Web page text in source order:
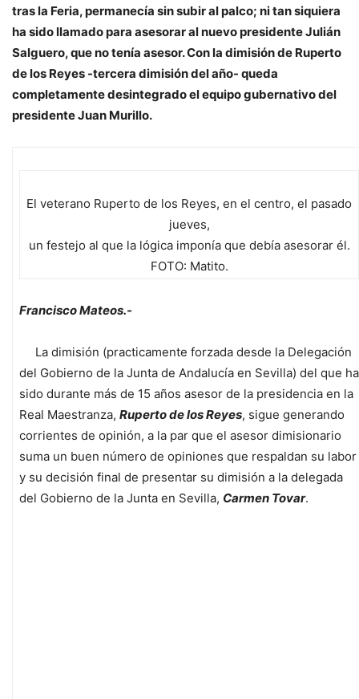
tras la Feria, permanecía sin subir al palco; ni tan siquiera
ha sido llamado para asesorar al nuevo presidente Julián
Salguero, que no tenía asesor. Con la dimisión de Ruperto
de los Reyes -tercera dimisión del año- queda
completamente desintegrado el equipo gubernativo del
presidente Juan Murillo.
El veterano Ruperto de los Reyes, en el centro, el pasado
jueves,
un festejo al que la lógica imponía que debía asesorar él.
FOTO: Matito.
Francisco Mateos.-
La dimisión (practicamente forzada desde la Delegación
del Gobierno de la Junta de Andalucía en Sevilla) del que ha
sido durante más de 15 años asesor de la presidencia en la
Real Maestranza, Ruperto de los Reyes, sigue generando
corrientes de opinión, a la par que el asesor dimisionario
suma un buen número de opiniones que respaldan su labor
y su decisión final de presentar su dimisión a la delegada
del Gobierno de la Junta en Sevilla, Carmen Tovar.